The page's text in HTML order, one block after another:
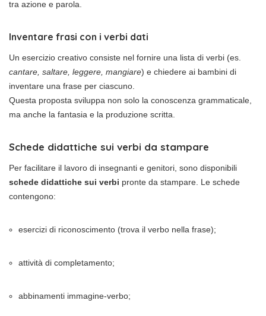
tra azione e parola.
Inventare frasi con i verbi dati
Un esercizio creativo consiste nel fornire una lista di verbi (es.
cantare, saltare, leggere, mangiare) e chiedere ai bambini di
inventare una frase per ciascuno.
Questa proposta sviluppa non solo la conoscenza grammaticale,
ma anche la fantasia e la produzione scritta.
Schede didattiche sui verbi da stampare
Per facilitare il lavoro di insegnanti e genitori, sono disponibili
schede didattiche sui verbi pronte da stampare. Le schede
contengono:
esercizi di riconoscimento (trova il verbo nella frase);
attività di completamento;
abbinamenti immagine-verbo;